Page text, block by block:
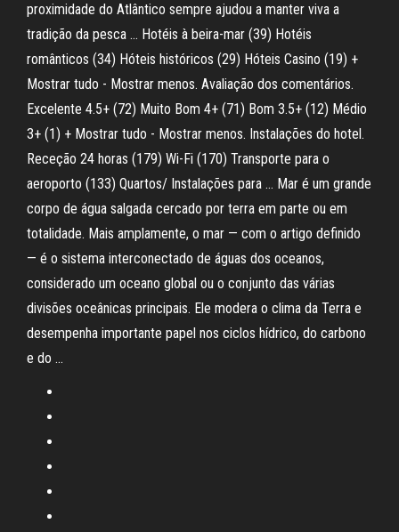
proximidade do Atlântico sempre ajudou a manter viva a
tradição da pesca … Hotéis à beira-mar (39) Hotéis
românticos (34) Hóteis históricos (29) Hóteis Casino (19) +
Mostrar tudo - Mostrar menos. Avaliação dos comentários.
Excelente 4.5+ (72) Muito Bom 4+ (71) Bom 3.5+ (12) Médio
3+ (1) + Mostrar tudo - Mostrar menos. Instalações do hotel.
Receção 24 horas (179) Wi-Fi (170) Transporte para o
aeroporto (133) Quartos/ Instalações para … Mar é um grande
corpo de água salgada cercado por terra em parte ou em
totalidade. Mais amplamente, o mar — com o artigo definido
— é o sistema interconectado de águas dos oceanos,
considerado um oceano global ou o conjunto das várias
divisões oceânicas principais. Ele modera o clima da Terra e
desempenha importante papel nos ciclos hídrico, do carbono
e do …